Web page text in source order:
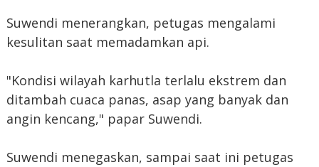
Suwendi menerangkan, petugas mengalami
kesulitan saat memadamkan api.
"Kondisi wilayah karhutla terlalu ekstrem dan
ditambah cuaca panas, asap yang banyak dan
angin kencang," papar Suwendi.
Suwendi menegaskan, sampai saat ini petugas